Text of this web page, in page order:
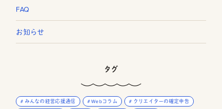
FAQ
お知らせ
タグ
みんなの経営応援通信 Webコラム
クリエイターの確定申告